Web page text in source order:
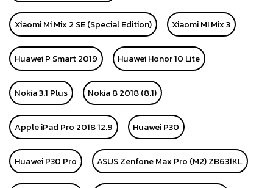
Xiaomi Mi Mix 2 SE (Special Edition) Xiaomi MI Mix 3
Huawei P Smart 2019 Huawei Honor 10 Lite
Nokia 3.1 Plus Nokia 8 2018 (8.1)
Apple iPad Pro 2018 12.9 Huawei P30
Huawei P30 Pro ASUS Zenfone Max Pro (M2) ZB631KL